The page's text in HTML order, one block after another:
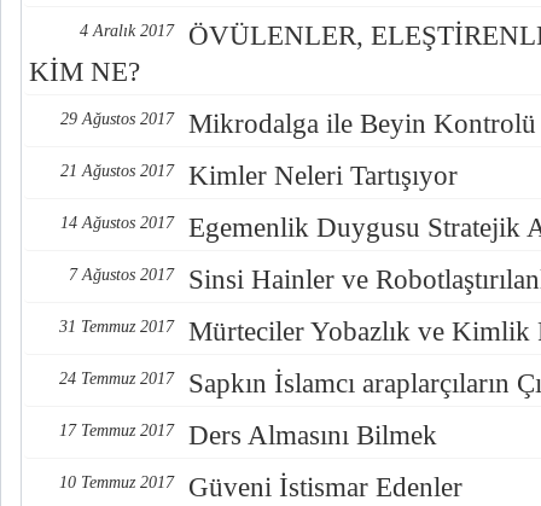
4 Aralık 2017
ÖVÜLENLER,
KİM NE?
29 Ağustos 2017 Mikrodalga ile Beyin Kontrolü
21 Ağustos 2017 Kimler Neleri Tartışıyor
14 Ağustos 2017 Egemenlik Duygusu Stratejik
7 Ağustos 2017 Sinsi Hainler ve
31 Temmuz 2017 Mürteciler Yobazlık ve Kimlik
24 Temmuz 2017 Sapkın İslamcı araplarçıların
17 Temmuz 2017 Ders Almasını Bilmek
10 Temmuz 2017 Güveni İstismar Edenler